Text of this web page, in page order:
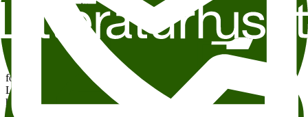
Paul Auster har gitt ut mer enn tretti bøker. Om
at han har skrevet sitt hovedverk. Nå møter han kritiker og tidligere
forleggerJanneken Øverland til samtale.
Samtalen vil foregå på engelsk.
forfattersamtale Engelskspråklige arrangement Billettsalg
Litteraturhuset Wergeland
http://litteraturhuset.ticketco.no/archibald_fergusons_fire_liv